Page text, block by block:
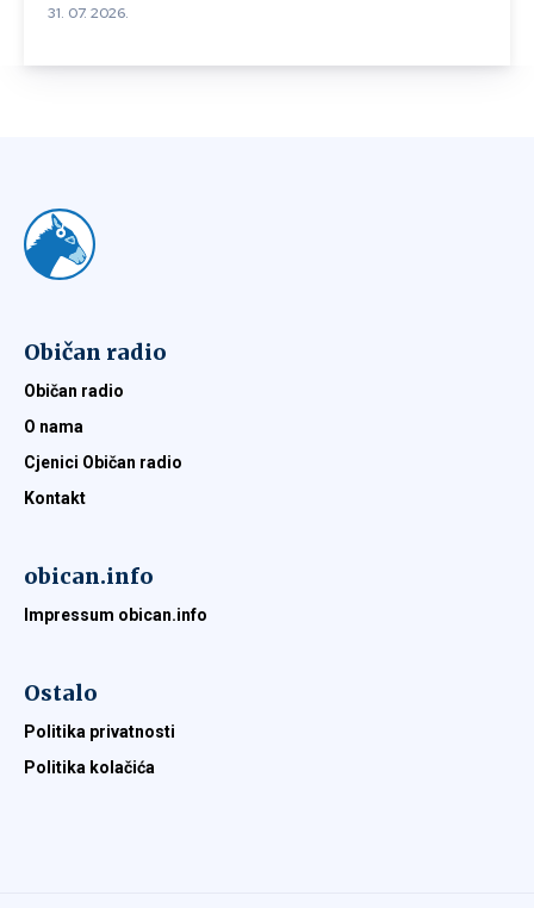
31. 07. 2026.
Običan radio
Običan radio
O nama
Cjenici Običan radio
Kontakt
obican.info
Impressum obican.info
Ostalo
Politika privatnosti
Politika kolačića